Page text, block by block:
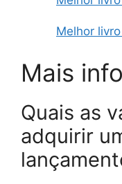
Melhor
Mais
Quais as
adquirir